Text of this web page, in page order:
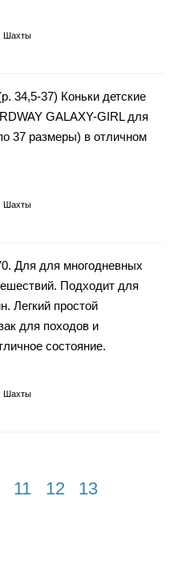
Шахты
34,5-37) Коньки детские
GALAXY-GIRL для
37 размеры) в отличном
Шахты
Для для многодневных
Подходит для
Легкий простой
для походов и
состояние.
Шахты
11 12 13